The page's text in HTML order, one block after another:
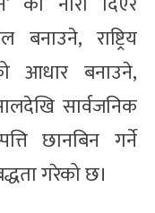
राष्ट्रिय
आधार बनाउने,
सार्वजनिक
छानबिन गर्ने
गरेको छ।